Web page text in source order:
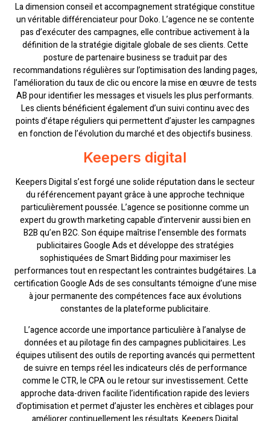
La dimension conseil et accompagnement stratégique constitue
un véritable différenciateur pour Doko. L’agence ne se contente
pas d’exécuter des campagnes, elle contribue activement à la
définition de la stratégie digitale globale de ses clients. Cette
posture de partenaire business se traduit par des
recommandations régulières sur l’optimisation des landing pages,
l’amélioration du taux de clic ou encore la mise en œuvre de tests
AB pour identifier les messages et visuels les plus performants.
Les clients bénéficient également d’un suivi continu avec des
points d’étape réguliers qui permettent d’ajuster les campagnes
en fonction de l’évolution du marché et des objectifs business.
Keepers digital
Keepers Digital s’est forgé une solide réputation dans le secteur
du référencement payant grâce à une approche technique
particulièrement poussée. L’agence se positionne comme un
expert du growth marketing capable d’intervenir aussi bien en
B2B qu’en B2C. Son équipe maîtrise l’ensemble des formats
publicitaires Google Ads et développe des stratégies
sophistiquées de Smart Bidding pour maximiser les
performances tout en respectant les contraintes budgétaires. La
certification Google Ads de ses consultants témoigne d’une mise
à jour permanente des compétences face aux évolutions
constantes de la plateforme publicitaire.
L’agence accorde une importance particulière à l’analyse de
données et au pilotage fin des campagnes publicitaires. Les
équipes utilisent des outils de reporting avancés qui permettent
de suivre en temps réel les indicateurs clés de performance
comme le CTR, le CPA ou le retour sur investissement. Cette
approche data-driven facilite l’identification rapide des leviers
d’optimisation et permet d’ajuster les enchères et ciblages pour